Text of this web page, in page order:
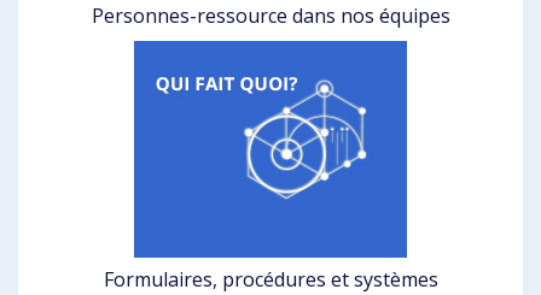
Personnes-ressource dans nos équipes
Formulaires, procédures et systèmes